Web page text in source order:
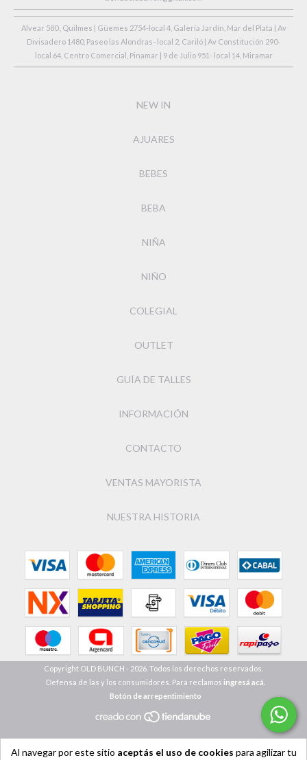
Al navegar por este sitio aceptás el uso de cookies para agilizar tu
Alvear 580 , Quilmes | Güemes 2754-local 4, Galería Jardín, Mar del Plata | Av
Divisadero 1480, Paseo las Alondras- local 2, Cariló | Av Constitución 290-
local 64, Centro Comercial, Pinamar | 9 de Julio 951- local 14, Miramar
NEW IN
AJUARES
BEBES
BEBA
NIÑA
NIÑO
COLEGIAL
OUTLET
GUÍA DE TALLES
INFORMACIÓN
CONTACTO
VENTAS MAYORISTA
NUESTRA HISTORIA
Copyright OLD BUNCH - 2026. Todos los derechos reservados.
Defensa de las y los consumidores. Para reclamos ingresá acá.
Botón de arrepentimiento